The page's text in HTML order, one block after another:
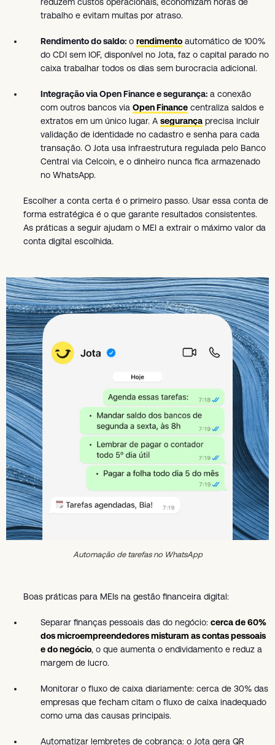
trabalho e evitam multas por atraso.
Rendimento do saldo: o rendimento automático de 100%
do CDI sem IOF, disponível no Jota, faz o capital parado no
caixa trabalhar todos os dias sem burocracia adicional.
Integração via Open Finance e segurança: a conexão
com outros bancos via Open Finance centraliza saldos e
extratos em um único lugar. A segurança precisa incluir
validação de identidade no cadastro e senha para cada
transação. O Jota usa infraestrutura regulada pelo Banco
Central via Celcoin, e o dinheiro nunca fica armazenado
no WhatsApp.
Escolher a conta certa é o primeiro passo. Usar essa conta de
forma estratégica é o que garante resultados consistentes.
As práticas a seguir ajudam o MEI a extrair o máximo valor da
conta digital escolhida.
Automação de tarefas no WhatsApp
Boas práticas para MEIs na gestão financeira digital:
Separar finanças pessoais das do negócio: cerca de 60%
dos microempreendedores misturam as contas pessoais
e do negócio, o que aumenta o endividamento e reduz a
margem de lucro.
Monitorar o fluxo de caixa diariamente: cerca de 30% das
empresas que fecham citam o fluxo de caixa inadequado
como uma das causas principais.
Automatizar lembretes de cobrança: o Jota gera QR